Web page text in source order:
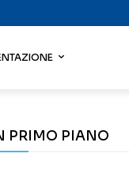
PRIMO PIANO